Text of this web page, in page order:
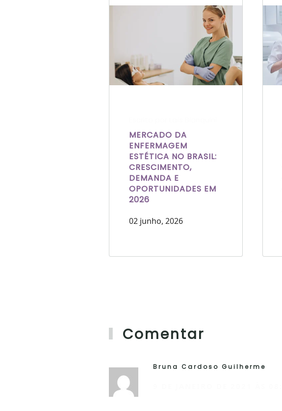
MERCADO DA
ENFERMAGEM
ESTÉTICA NO BRASIL:
CRESCIMENTO,
DEMANDA E
OPORTUNIDADES EM
2026
02 junho, 2026
Comentar
Bruna Cardoso Guilherme